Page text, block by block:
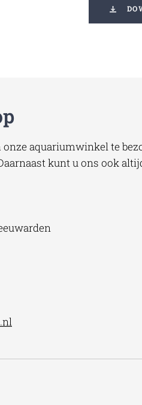
aquariumwinkel te
kunt u ons ook